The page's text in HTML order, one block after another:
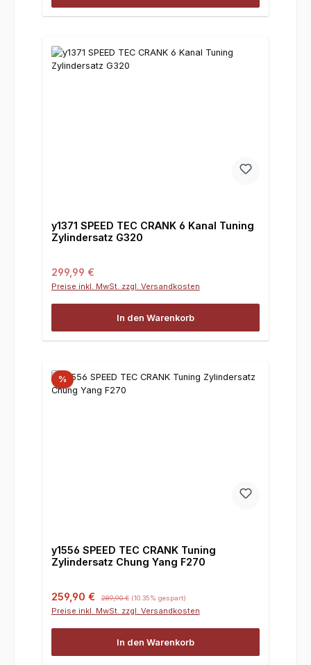
y1371 SPEED TEC CRANK 6 Kanal Tuning
Zylindersatz G320
Regulärer Preis:
299,99 €
Preise inkl. MwSt. zzgl. Versandkosten
In den Warenkorb
%
y1556 SPEED TEC CRANK Tuning
Zylindersatz Chung Yang F270
Verkaufspreis:
259,90 € Regulärer Preis:
289,90 € (10.35% gespart)
Preise inkl. MwSt. zzgl. Versandkosten
In den Warenkorb